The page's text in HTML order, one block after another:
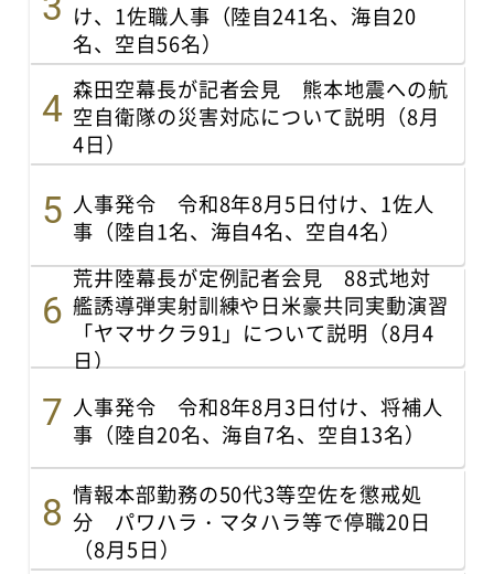
け、1佐職人事（陸自241名、海自20
名、空自56名）
森田空幕長が記者会見 熊本地震への航
空自衛隊の災害対応について説明（8月
4日）
人事発令 令和8年8月5日付け、1佐人
事（陸自1名、海自4名、空自4名）
荒井陸幕長が定例記者会見 88式地対
艦誘導弾実射訓練や日米豪共同実動演習
「ヤマサクラ91」について説明（8月4
日）
人事発令 令和8年8月3日付け、将補人
事（陸自20名、海自7名、空自13名）
情報本部勤務の50代3等空佐を懲戒処
分 パワハラ・マタハラ等で停職20日
（8月5日）